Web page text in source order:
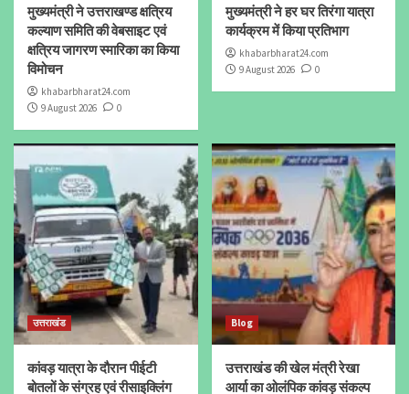
मुख्यमंत्री ने उत्तराखण्ड क्षत्रिय
कल्याण समिति की वेबसाइट एवं
क्षत्रिय जागरण स्मारिका का किया
विमोचन
khabarbharat24.com
9 August 2026
0
मुख्यमंत्री ने हर घर तिरंगा यात्रा
कार्यक्रम में किया प्रतिभाग
khabarbharat24.com
9 August 2026
0
उत्तराखंड
कांवड़ यात्रा के दौरान पीईटी
बोतलों के संग्रह एवं रीसाइक्लिंग
Blog
उत्तराखंड की खेल मंत्री रेखा
आर्या का ओलंपिक कांवड़ संकल्प